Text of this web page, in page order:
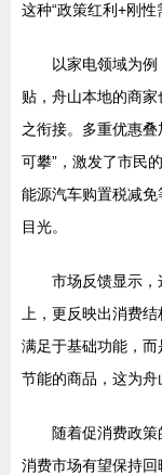
这种“政策红利+刚性
以家电领域为
贴，舟山本地的商
之衔接。多重优惠
可攀”，激发了市民
能源汽车购置税减
目光。
市场反馈显示
上，更反映出消费
满足于基础功能，
节能的商品，这为舟
随着促消费政
消费市场有望保持